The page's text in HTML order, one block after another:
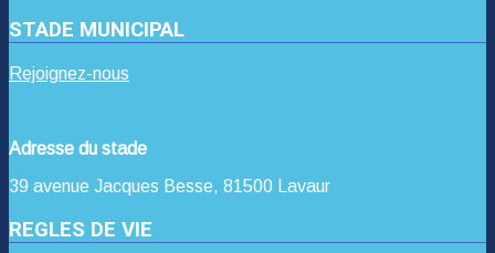
STADE MUNICIPAL
Rejoignez-nous
Adresse du stade
39 avenue Jacques Besse, 81500 Lavaur
REGLES DE VIE